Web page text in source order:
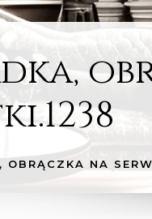
NA